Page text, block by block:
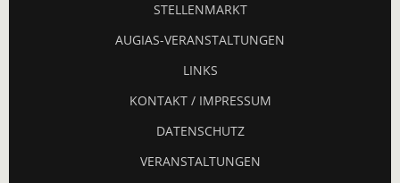
STELLENMARKT
AUGIAS-VERANSTALTUNGEN
LINKS
KONTAKT / IMPRESSUM
DATENSCHUTZ
VERANSTALTUNGEN